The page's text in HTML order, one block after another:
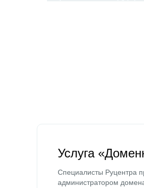
Услуга
Специалисты Руцентра
администратором